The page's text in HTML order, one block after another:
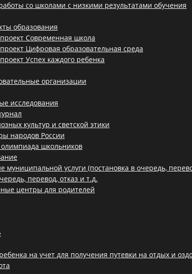
со школами с низкими результатами обучения
образования
Современная школа
Цифровая образовательная среда
Успех каждого ребенка
организации
исследования
культур и светской этики
народов России
олимпиада школьников
муниципальной услуги (постановка в очередь,
перевод, отказ и т.д.
центры для родителей
на учет для получения путевки на отдых и